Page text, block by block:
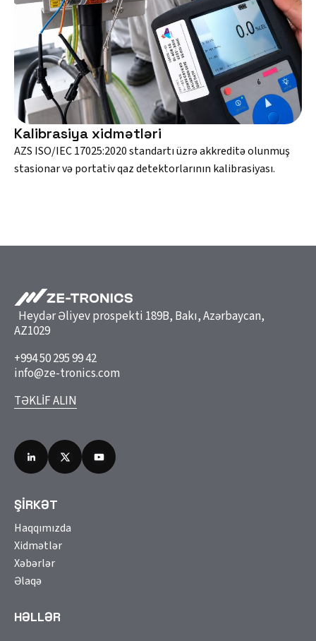
Kalibrasiya xidmətləri
AZS ISO/IEC 17025:2020 standartı üzrə akkreditə olunmuş
stasionar və portativ qaz detektorlarının kalibrasiyası.
Heydər Əliyev prospekti 189B, Bakı, Azərbaycan,
AZ1029
+994 50 295 99 42
info@ze-tronics.com
TƏKLİF ALIN
ŞİRKƏT
Haqqımızda
Xidmətlər
Xəbərlər
Əlaqə
HƏLLƏR